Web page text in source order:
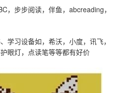
，步步阅读，伴鱼，abcreading，
学习设备如，希沃，小度，讯飞，
眼灯，点读笔等等都有好价